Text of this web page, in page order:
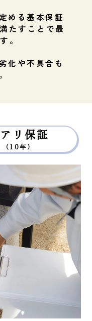
める基本保証
たすことで最
。
化や不具合も
リ保証
（10年）